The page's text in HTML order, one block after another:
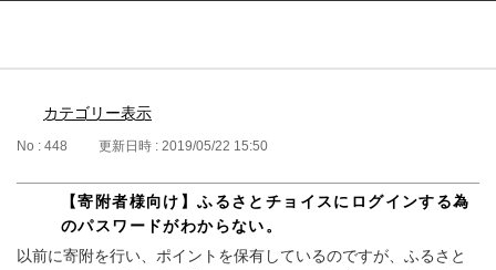
ふるぽ featuring ふるさとチョイスはじめて
カテゴリー表示
No : 448 更新日時 : 2019/05/22 15:50
【寄附者様向け】ふるさとチョイスにログインする為
のパスワードがわからない。
以前に寄附を行い、ポイントを保有しているのですが、ふるさと